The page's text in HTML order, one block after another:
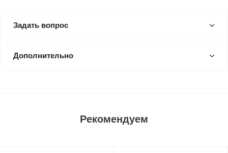
Задать вопрос
Дополнительно
Рекомендуем